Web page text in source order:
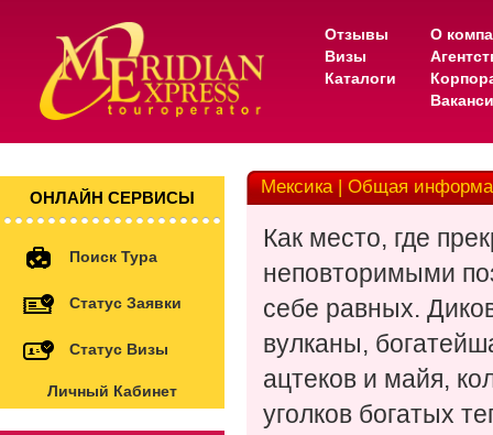
Отзывы
Визы
Каталоги
О
ОНЛАЙН СЕРВИСЫ
Поиск Тура
Статус Заявки
Статус Визы
Личный Кабинет
Мексика | Общая
Как место, где
неповторимыми
себе равных.
вулканы,
ацтеков и майя,
уголков богатых